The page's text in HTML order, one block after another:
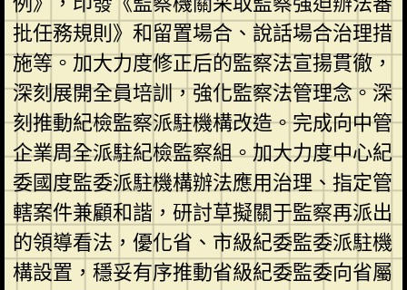
批任務規則》和留置場合、說話場合治理措
施等。加大力度修正后的監察法宣揚貫徹，
深刻展開全員培訓，強化監察法管理念。深
刻推動紀檢監察派駐機構改造。完成向中管
企業周全派駐紀檢監察組。加大力度中心紀
委國度監委派駐機構辦法應用治理、指定管
轄案件兼顧和諧，研討草擬關于監察再派出
的領導看法，優化省、市級紀委監委派駐機
構設置，穩妥有序推動省級紀委監委向省屬